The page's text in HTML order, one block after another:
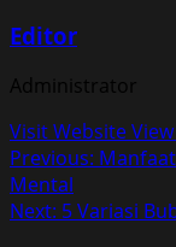
Editor
Administrator
Visit Website
Post
navigation
Previous:
Mental
Next: 5 Variasi